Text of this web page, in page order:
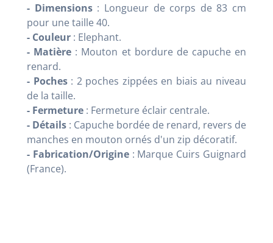
- Dimensions: Longueur de corps de 83 cm
pour une taille 40.
- Couleur : Elephant.
- Matière : Mouton et bordure de capuche en
renard.
- Poches: 2 poches zippées en biais au niveau
de la taille.
- Fermeture : Fermeture éclair centrale.
- Détails : Capuche bordée de renard, revers de
manches en mouton ornés d'un zip décoratif.
- Fabrication/Origine: Marque Cuirs Guignard
(France).